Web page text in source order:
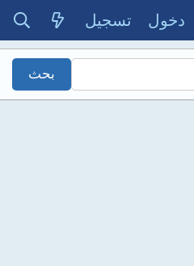
دخول تسجيل